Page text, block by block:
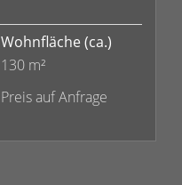
Wohnfläche (ca.)
130 m²
Preis auf Anfrage